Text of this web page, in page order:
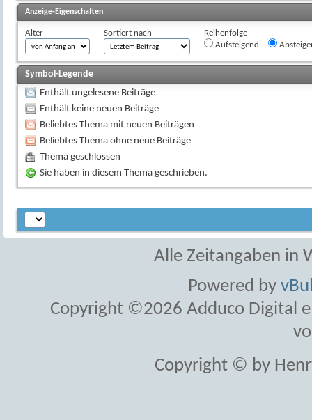
Anzeige-Eigenschaften
Alter Sortiert nach
Reihenfolge
Aufsteigend
Symbol-Legende
Enthält ungelesene Beiträge
Enthält keine neuen Beiträge
Beliebtes Thema mit neuen Beiträgen
Beliebtes Thema ohne neue Beiträge
Thema geschlossen
Sie haben in diesem Thema geschrieben.
Alle Zeitangaben in
Powered by
Copyright ©2026 Adduco Digital
Copyright © by